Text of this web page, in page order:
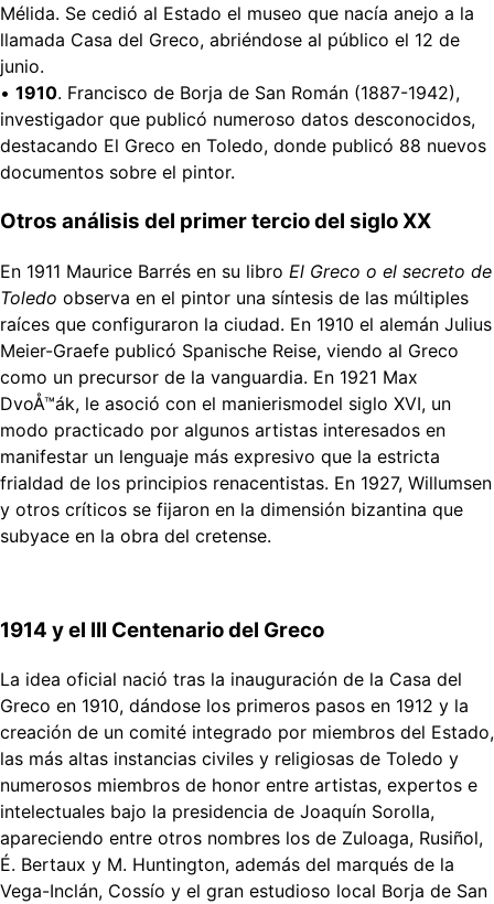
Mélida. Se cedió al Estado el museo que nacía anejo a la
llamada Casa del Greco, abriéndose al público el 12 de
junio.
• 1910. Francisco de Borja de San Román (1887-1942),
investigador que publicó numeroso datos desconocidos,
destacando El Greco en Toledo, donde publicó 88 nuevos
documentos sobre el pintor.
Otros análisis del primer tercio del siglo XX
En 1911 Maurice Barrés en su libro El Greco o el secreto de
Toledo observa en el pintor una síntesis de las múltiples
raíces que configuraron la ciudad. En 1910 el alemán Julius
Meier-Graefe publicó Spanische Reise, viendo al Greco
como un precursor de la vanguardia. En 1921 Max
DvoÅ™ák, le asoció con el manierismodel siglo XVI, un
modo practicado por algunos artistas interesados en
manifestar un lenguaje más expresivo que la estricta
frialdad de los principios renacentistas. En 1927, Willumsen
y otros críticos se fijaron en la dimensión bizantina que
subyace en la obra del cretense.
1914 y el III Centenario del Greco
La idea oficial nació tras la inauguración de la Casa del
Greco en 1910, dándose los primeros pasos en 1912 y la
creación de un comité integrado por miembros del Estado,
las más altas instancias civiles y religiosas de Toledo y
numerosos miembros de honor entre artistas, expertos e
intelectuales bajo la presidencia de Joaquín Sorolla,
apareciendo entre otros nombres los de Zuloaga, Rusiñol,
É. Bertaux y M. Huntington, además del marqués de la
Vega-Inclán, Cossío y el gran estudioso local Borja de San